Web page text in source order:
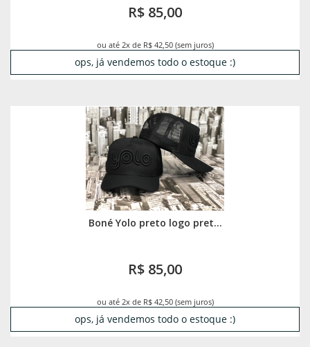
R$ 85,00
ou até 2x de R$ 42,50 (sem juros)
ops, já vendemos todo o estoque :)
Boné Yolo preto logo pret...
R$ 85,00
ou até 2x de R$ 42,50 (sem juros)
ops, já vendemos todo o estoque :)